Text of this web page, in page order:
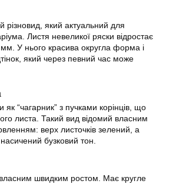
різновид, який актуальний для
Листя невеликої ряски відростає
У нього красива округла форма і
який через певний час може
як “чагарник” з пучками корінців, що
листа. Такий вид відомий власним
верх листочків зелений, а
бузковий тон.
власним швидким ростом. Має кругле